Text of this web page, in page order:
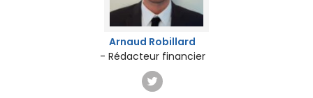
Arnaud Robillard
- Rédacteur financier